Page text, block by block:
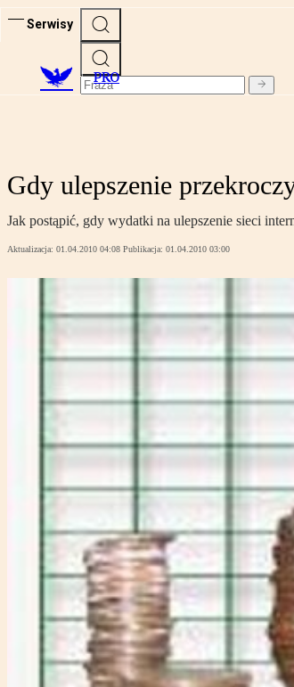
Serwisy
PRO
Gdy ulepszenie
Jak postąpić, gdy wydatki na ulepszenie sieci
Aktualizacja: 01.04.2010 04:08 Publikacja: 01.04.2010 03:00